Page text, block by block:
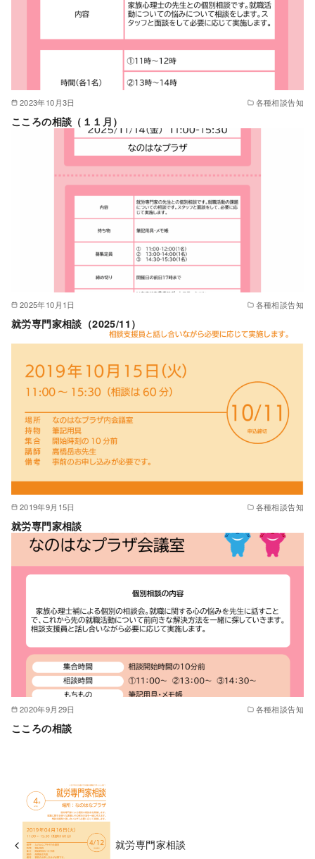
2023年10月3日 各種相談告知
こころの相談（１１月）
2025年10月1日 各種相談告知
就労専門家相談（2025/11）
2019年9月15日 各種相談告知
就労専門家相談
2020年9月29日 各種相談告知
こころの相談
就労専門家相談